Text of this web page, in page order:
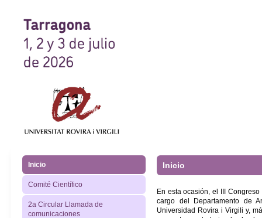
Inicio
Comité Científico
2a Circular Llamada de
comunicaciones
Inicio
En esta ocasión, el III
cargo del Departamento de
Universidad Rovira i Virgili y,